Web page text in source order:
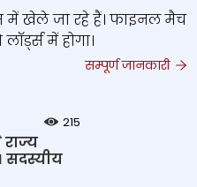
में खेले जा रहे हैं। फाइनल मैच
में होगा।
सम्पूर्ण जानकारी
215
राज्य
सदस्यीय